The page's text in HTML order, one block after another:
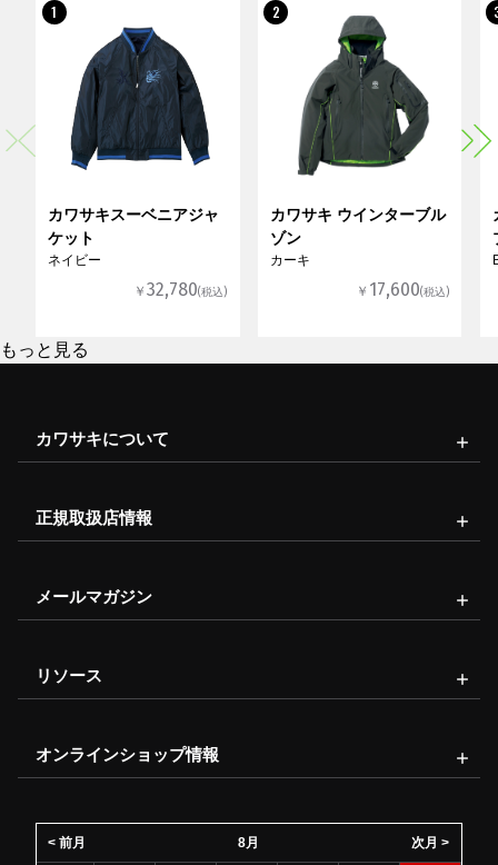
1
カワサキスーベニアジャ
ケット
ネイビー
￥32,780(税込)
2
カワサキ ウインターブル
ゾン
カーキ
￥ 17,600(税込)
もっと見る
カワサキについて
正規取扱店情報
メールマガジン
リソース
オンラインショップ情報
8月
< 前月 次月 >